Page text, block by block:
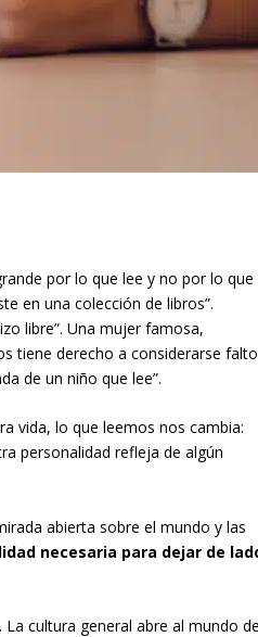
por lo que lee y no por lo que
en una colección de libros”.
libre”. Una mujer famosa,
tiene derecho a considerarse falto
de un niño que lee”.
vida, lo que leemos nos cambia:
personalidad refleja de algún
abierta sobre el mundo y las
necesaria para dejar de
cultura general abre al mundo